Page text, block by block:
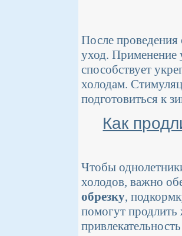
После проведения
уход. Применение
способствует
холодам.
подготовиться к
Как
Чтобы
холодов, важно
обрезку,
помогут продлить